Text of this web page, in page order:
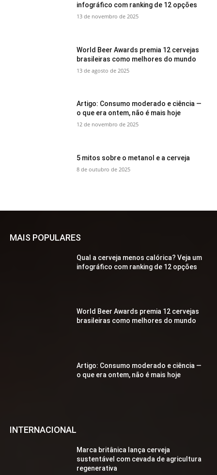
infográfico com ranking de 12 opções
13 de novembro de 2025
World Beer Awards premia 12 cervejas
brasileiras como melhores do mundo
13 de agosto de 2025
Artigo: Consumo moderado e ciência —
o que era ontem, não é mais hoje
12 de novembro de 2025
5 mitos sobre o metanol e a cerveja
8 de outubro de 2025
MAIS POPULARES
Qual a cerveja menos calórica? Veja um
infográfico com ranking de 12 opções
World Beer Awards premia 12 cervejas
brasileiras como melhores do mundo
Artigo: Consumo moderado e ciência —
o que era ontem, não é mais hoje
INTERNACIONAL
Marca britânica lança cerveja
sustentável com cevada de agricultura
regenerativa